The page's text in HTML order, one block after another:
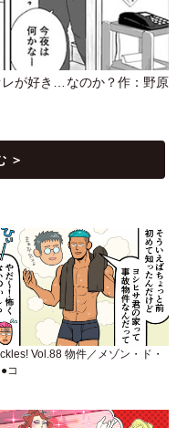
が好き…なのか？作：野原
＞
Vol.88 物件／メゾン・ド・
コ